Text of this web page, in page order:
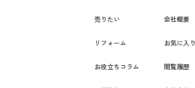
売りたい 会社概要
リフォーム お気に入り
お役立ちコラム 閲覧履歴